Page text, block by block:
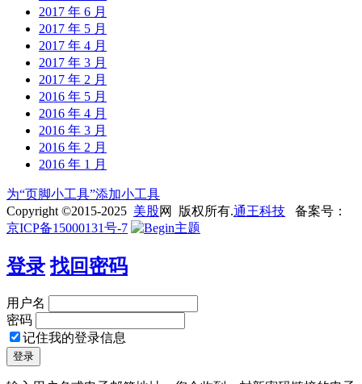
2017 年 6 月
2017 年 5 月
2017 年 4 月
2017 年 3 月
2017 年 2 月
2016 年 5 月
2016 年 4 月
2016 年 3 月
2016 年 2 月
2016 年 1 月
为“页脚小工具”添加小工具
Copyright ©2015-2025 美股网 版权所有.通王科技 备案号：
京ICP备15000131号-7
登录 找回密码
用户名
密码
记住我的登录信息